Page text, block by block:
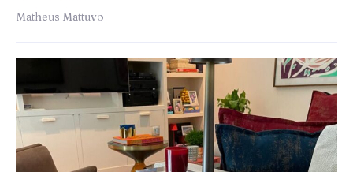
Matheus Mattuvo